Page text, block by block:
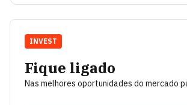
Fique ligado
Nas melhores oportunidades do mercado
INVEST